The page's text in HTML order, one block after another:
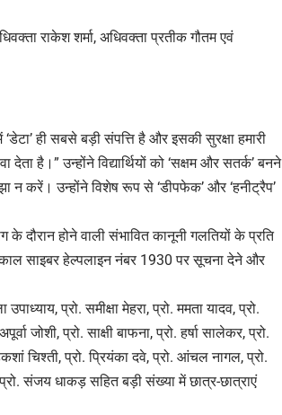
राकेश शर्मा, अधिवक्ता प्रतीक गौतम एवं
ही सबसे बड़ी संपत्ति है और इसकी सुरक्षा हमारी
है।” उन्होंने विद्यार्थियों को ‘सक्षम और सतर्क’ बनने
न करें। उन्होंने विशेष रूप से ‘डीपफेक’ और ‘हनीट्रैप’
दौरान होने वाली संभावित कानूनी गलतियों के प्रति
साइबर हेल्पलाइन नंबर 1930 पर सूचना देने और
प्रो. समीक्षा मेहरा, प्रो. ममता यादव, प्रो.
जोशी, प्रो. साक्षी बाफना, प्रो. हर्षा सालेकर, प्रो.
चिश्ती, प्रो. प्रियंका दवे, प्रो. आंचल नागल, प्रो.
प्रो. संजय धाकड़ सहित बड़ी संख्या में छात्र-छात्राएं